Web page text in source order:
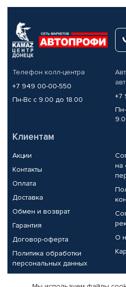
Телефон колл-центра
+7 949 00-00-550
Пн-Вс с 9.00 до 18.00
+7
Клиентам
Акции
Контакты
Оплата
Доставка
Обмен и возврат
Гарантия
Договор-оферта
Политика обработки
персональных данных
на
О